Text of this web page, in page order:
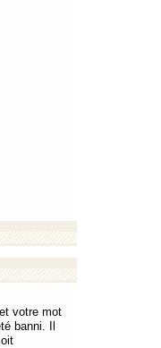
votre mot
banni. Il